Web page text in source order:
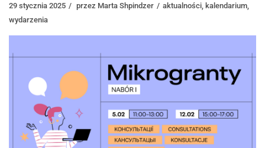
29 stycznia 2025 przez Marta Shpindzer aktualności kalendarium
wydarzenia